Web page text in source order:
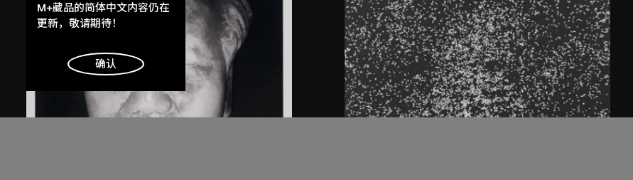
提供最好的网站体验。
了解更多
明白
M+藏品的简体中文内容仍在
更新，敬请期待！
确认